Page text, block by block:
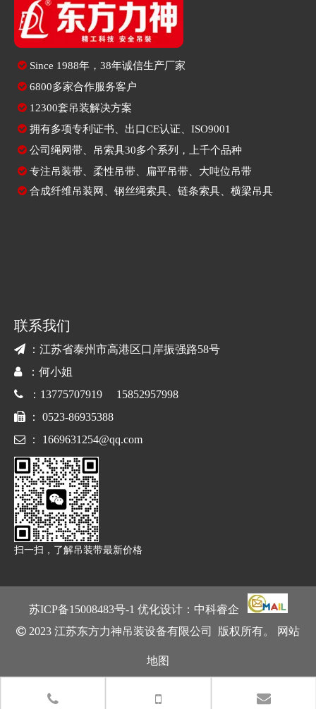
 Since 1988年，38年诚信生产厂家
 6800多家合作服务客户
 12300套吊装解决方案
 拥有多项专利证书、出口CE认证、ISO9001
 公司绳网带、吊索具30多个系列，上千个品种
 专注吊装带 柔性吊带 扁平吊带 、大吨位吊带
 合成纤维吊装网 钢丝绳索具 链条索具 横梁吊具
联系我们
 ：江苏省泰州市高港区口岸振强路58号
：何小姐
 ：13775707919 15852957998
 ： 0523-86935388
 ： 1669631254@qq.com
扫一扫，了解吊装带最新价格
苏ICP备15008483号-1 优化设计： 中科睿企
 2023 江苏东方力神吊装设备有限公司 版权所有。 网站
地图